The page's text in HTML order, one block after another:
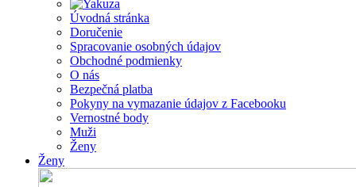
Úvodná stránka
Doručenie
Spracovanie osobných údajov
Obchodné podmienky
O nás
Bezpečná platba
Pokyny na vymazanie údajov z Facebooku
Vernostné body
Muži
Ženy
Ženy